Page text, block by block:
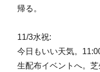
帰る。
11/3水祝:
今日もいい天気。
生配布イベントへ。